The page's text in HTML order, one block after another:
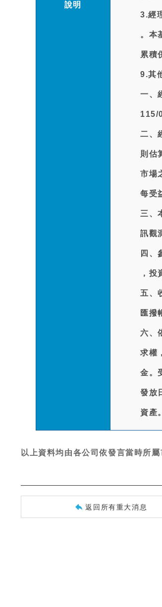
說明
3.經
。本
累積
9.其
一、
115/
二、
則估
市場
每受
三、
訊觀
四、
，
五、
匯撥
六、
求權
金。
發放
資產。
以上資料均由各公司依發言當時所
返回所有重大消息